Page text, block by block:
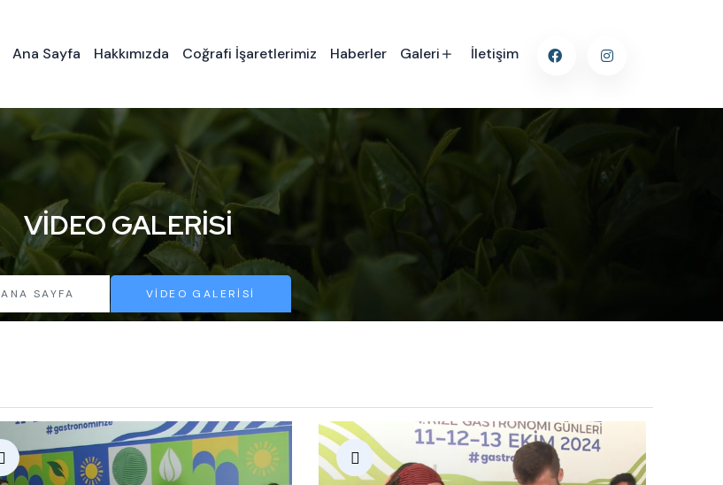
Ana Sayfa Hakkımızda Coğrafi İşaretlerimiz Haberler Galeri İletişim
VIDEO GALERISI
ANA SAYFA VIDEO GALERISI